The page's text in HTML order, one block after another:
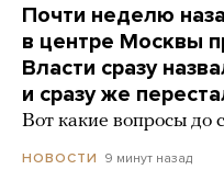
Почти неделю
в центре Москвы
Власти сразу
и сразу же
Вот какие вопросы до
НОВОСТИ 9 минут назад